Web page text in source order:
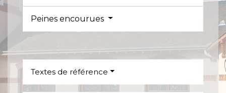
Peines encourues
Textes de référence